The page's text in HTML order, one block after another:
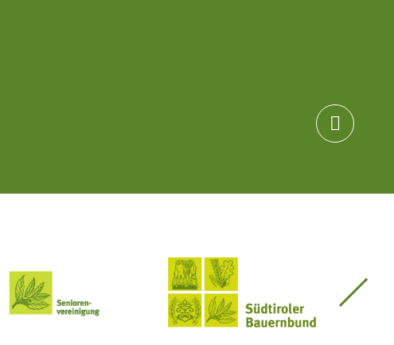

Seniorenvereinigung im SBB Südtiroler Bauernbund